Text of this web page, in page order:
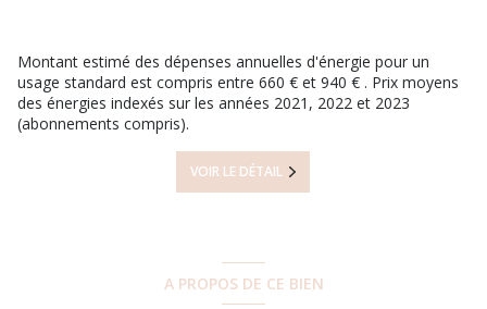
Montant estimé des dépenses annuelles d'énergie pour un
usage standard est compris entre 660 € et 940 € . Prix moyens
des énergies indexés sur les années 2021, 2022 et 2023
(abonnements compris).
VOIR LE DÉTAIL
A PROPOS DE CE BIEN